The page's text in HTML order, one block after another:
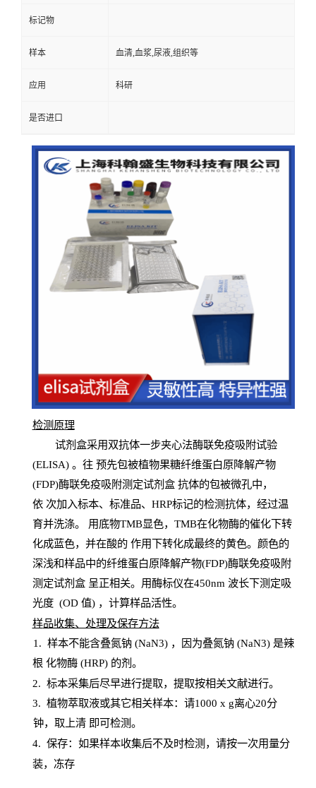
标记物
样本 血清,血浆,尿液,组织等
应用 科研
是否进口
检测原理
试剂盒采用双抗体一步夹心法酶联免疫吸附试验
(ELISA) 。往 预先包被植物果糖纤维蛋白原降解产物
(FDP)酶联免疫吸附测定试剂盒抗体的包被微孔中，
依 次加入标本、标准品、 HRP标记的检测抗体，经过温
育并洗涤。 用底物TMB显色， TMB在化物酶的催化下转
化成蓝色，并在酸的 作用下转化成最终的黄色。颜色的
深浅和样品中的纤维蛋白原降解产物(FDP)酶联免疫吸附
测定试剂盒呈正相关。用酶标仪在450nm 波长下测定吸
光度 (OD 值) ，计算样品活性。
样品收集、处理及保存方法
1 . 样本不能含叠氮钠(NaN3) ，因为叠氮钠 (NaN3) 是辣
根 化物酶(HRP) 的剂。
2. 标本采集后尽早进行提取，提取按相关文献进行。
3. 植物萃取液或其它相关样本：请1000 x g离心20分
钟，取上清 即可检测。
4. 保存：如果样本收集后不及时检测，请按一次用量分
装，冻存